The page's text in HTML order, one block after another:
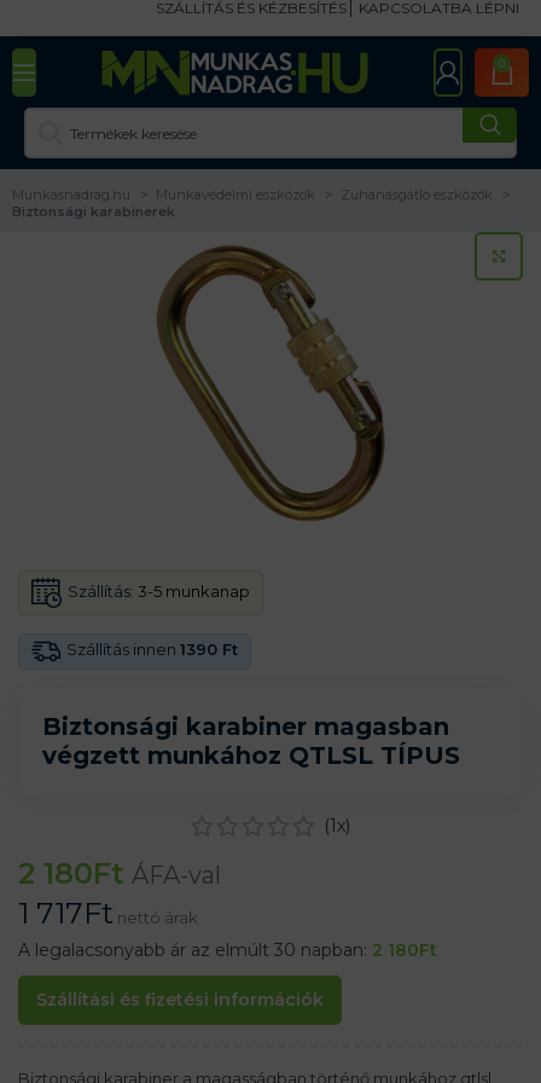
SZÁLLÍTÁS ÉS KÉZBESÍTÉS KAPCSOLATBA LÉPNI
0
Munkasnadrag.hu Munkavédelmi eszközök
Zuhanásgátló eszközök
Biztonsági karabinerek
Biztonsági karabiner magasban
végzett munkához QTLSL TÍPUS
Szállítás innen 1390 Ft
Szállítás: 3-5 munkanap
(1x)
2 180Ft ÁFA-val
1 717Ft nettó árak
A legalacsonyabb ár az elmúlt 30 napban: 2 180Ft
Szállítási és fizetési információk
Biztonsági karabiner a magasságban történő munkához qtlsl